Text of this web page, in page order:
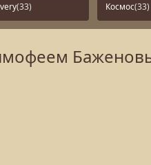
(33) Космос(33)